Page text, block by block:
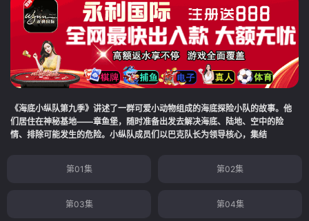
《海底小纵队第九季》讲述了一群可爱小动物组成的海底探险小队的故事。他
们居住在神秘基地——章鱼堡，随时准备出发去解决海底、陆地、空中的险
情、排除可能发生的危险。小纵队成员们以巴克队长为领导核心，集结
第01集 第02集
第03集 第04集